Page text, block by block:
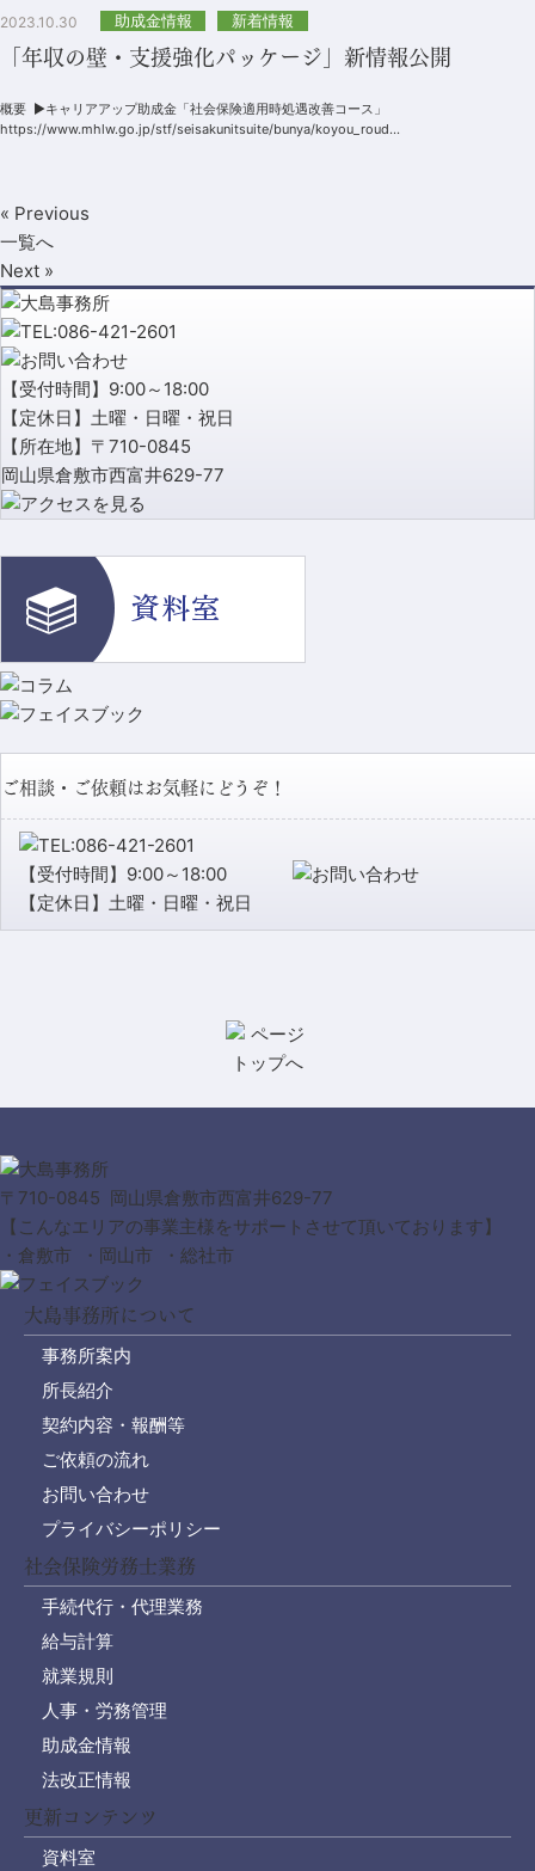
2023.10.30 助成金情報 新着情報
「年収の壁・支援強化パッケージ」新情報公開
概要 ▶キャリアアップ助成金「社会保険適用時処遇改善コース」
https://www.mhlw.go.jp/stf/seisakunitsuite/bunya/koyou_roud...
« Previous
一覧へ
Next »
【受付時間】9:00～18:00
【定休日】土曜・日曜・祝日
【所在地】〒710-0845
岡山県倉敷市西富井629-77
ご相談・ご依頼はお気軽にどうぞ！
【受付時間】9:00～18:00
【定休日】土曜・日曜・祝日
〒710-0845 岡山県倉敷市西富井629-77
【こんなエリアの事業主様をサポートさせて頂いております】
・倉敷市 ・岡山市 ・総社市
大島事務所について
事務所案内
所長紹介
契約内容・報酬等
ご依頼の流れ
お問い合わせ
プライバシーポリシー
社会保険労務士業務
手続代行・代理業務
給与計算
就業規則
人事・労務管理
助成金情報
法改正情報
更新コンテンツ
資料室